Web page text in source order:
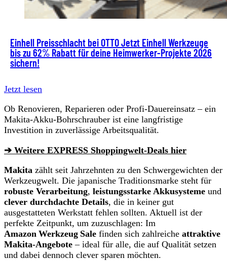
Einhell Preisschlacht bei OTTO Jetzt Einhell Werkzeuge
bis zu 62% Rabatt für deine Heimwerker-Projekte 2026
sichern!
Jetzt lesen
Ob Renovieren, Reparieren oder Profi-Dauereinsatz – ein
Makita-Akku-Bohrschrauber ist eine langfristige
Investition in zuverlässige Arbeitsqualität.
➔ Weitere EXPRESS Shoppingwelt-Deals hier
Makita zählt seit Jahrzehnten zu den Schwergewichten der
Werkzeugwelt. Die japanische Traditionsmarke steht für
robuste Verarbeitung, leistungsstarke Akkusysteme und
clever durchdachte Details, die in keiner gut
ausgestatteten Werkstatt fehlen sollten. Aktuell ist der
perfekte Zeitpunkt, um zuzuschlagen: Im
Amazon Werkzeug Sale finden sich zahlreiche attraktive
Makita‑Angebote – ideal für alle, die auf Qualität setzen
und dabei dennoch clever sparen möchten.